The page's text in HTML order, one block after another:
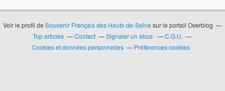
Voir le profil de Souvenir Français des Hauts-de-Seine sur le portail Overblog
Top articles
Contact Signaler un abus
C.G.U.
Cookies et données personnelles
Préférences cookies